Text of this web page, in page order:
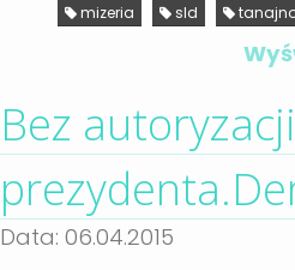
mizeria sld
Bez
Data: 06.04.2015